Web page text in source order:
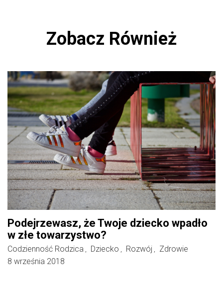
Zobacz Również
Podejrzewasz, że Twoje dziecko wpadło
w złe towarzystwo?
Codzienność Rodzica Dziecko Rozwój
Zdrowie
8 września 2018